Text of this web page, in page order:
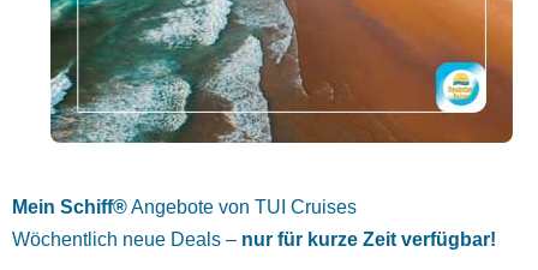
Mein Schiff®Angebote von TUI Cruises
Wöchentlich neue Deals – nur für kurze Zeit verfügbar!